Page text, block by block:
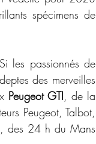
spécimens de
des merveilles
Peugeot GTI, de la
Peugeot, Talbot,
des 24 h du Mans